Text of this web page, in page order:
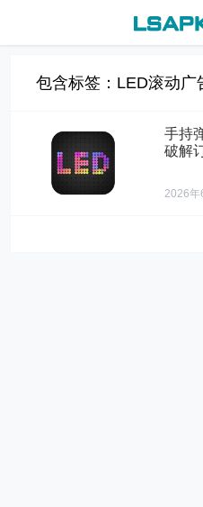
包含标签：LED滚动广
手持
破解
2026年